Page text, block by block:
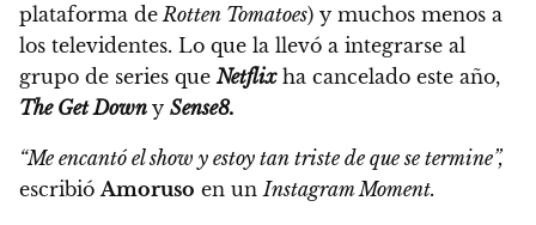
plataforma de Rotten Tomatoes) y muchos menos a
los televidentes. Lo que la llevó a integrarse al
grupo de series que Netflixha cancelado este año,
The Get Down y Sense8.
“Me encantó el show y estoy tan triste de que se termine”,
escribió Amoruso en un Instagram Moment.